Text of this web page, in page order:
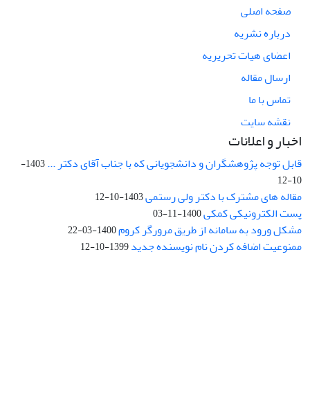
صفحه اصلی
درباره نشریه
اعضای هیات تحریریه
ارسال مقاله
تماس با ما
نقشه سایت
اخبار و اعلانات
قابل توجه پژوهشگران و دانشجویانی که با جناب آقای دکتر ...
1403-
10-12
مقاله های مشترک با دکتر ولی رستمی1403-10-12
پست الکترونیکی کمکی1400-11-03
مشکل ورود به سامانه از طریق مرورگر کروم1400-03-22
ممنوعیت اضافه کردن نام نویسنده جدید1399-10-12